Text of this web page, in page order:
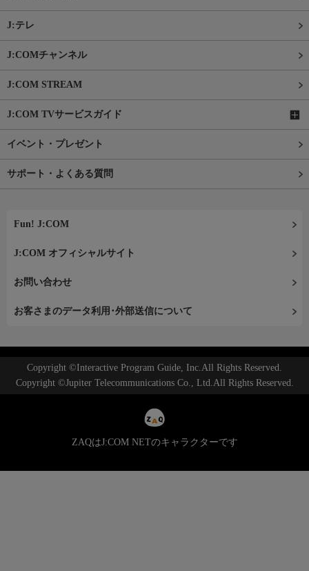
J:テレ
J:COMチャンネル
J:COM STREAM
J:COM TVサービスガイド
イベント・プレゼント
サポート・よくある質問
Fun! J:COM
J:COM オフィシャルサイト
お問い合わせ
お客さまのデータ利用･外部送信について
Copyright ©Interactive Program Guide, Inc.All Rights Reserved.
Copyright ©Jupiter Telecommunications Co., Ltd.All Rights Reserved.
ZAQはJ:COM NETのキャラクターです